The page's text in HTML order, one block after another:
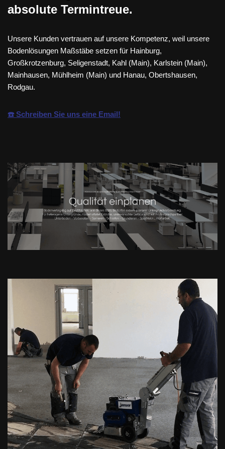
absolute Termintreue.
Unsere Kunden vertrauen auf unsere Kompetenz, weil unsere
Bodenlösungen Maßstäbe setzen für Hainburg,
Großkrotzenburg, Seligenstadt, Kahl (Main), Karlstein (Main),
Mainhausen, Mühlheim (Main) und Hanau, Obertshausen,
Rodgau.
☎️ Schreiben Sie uns eine Email!